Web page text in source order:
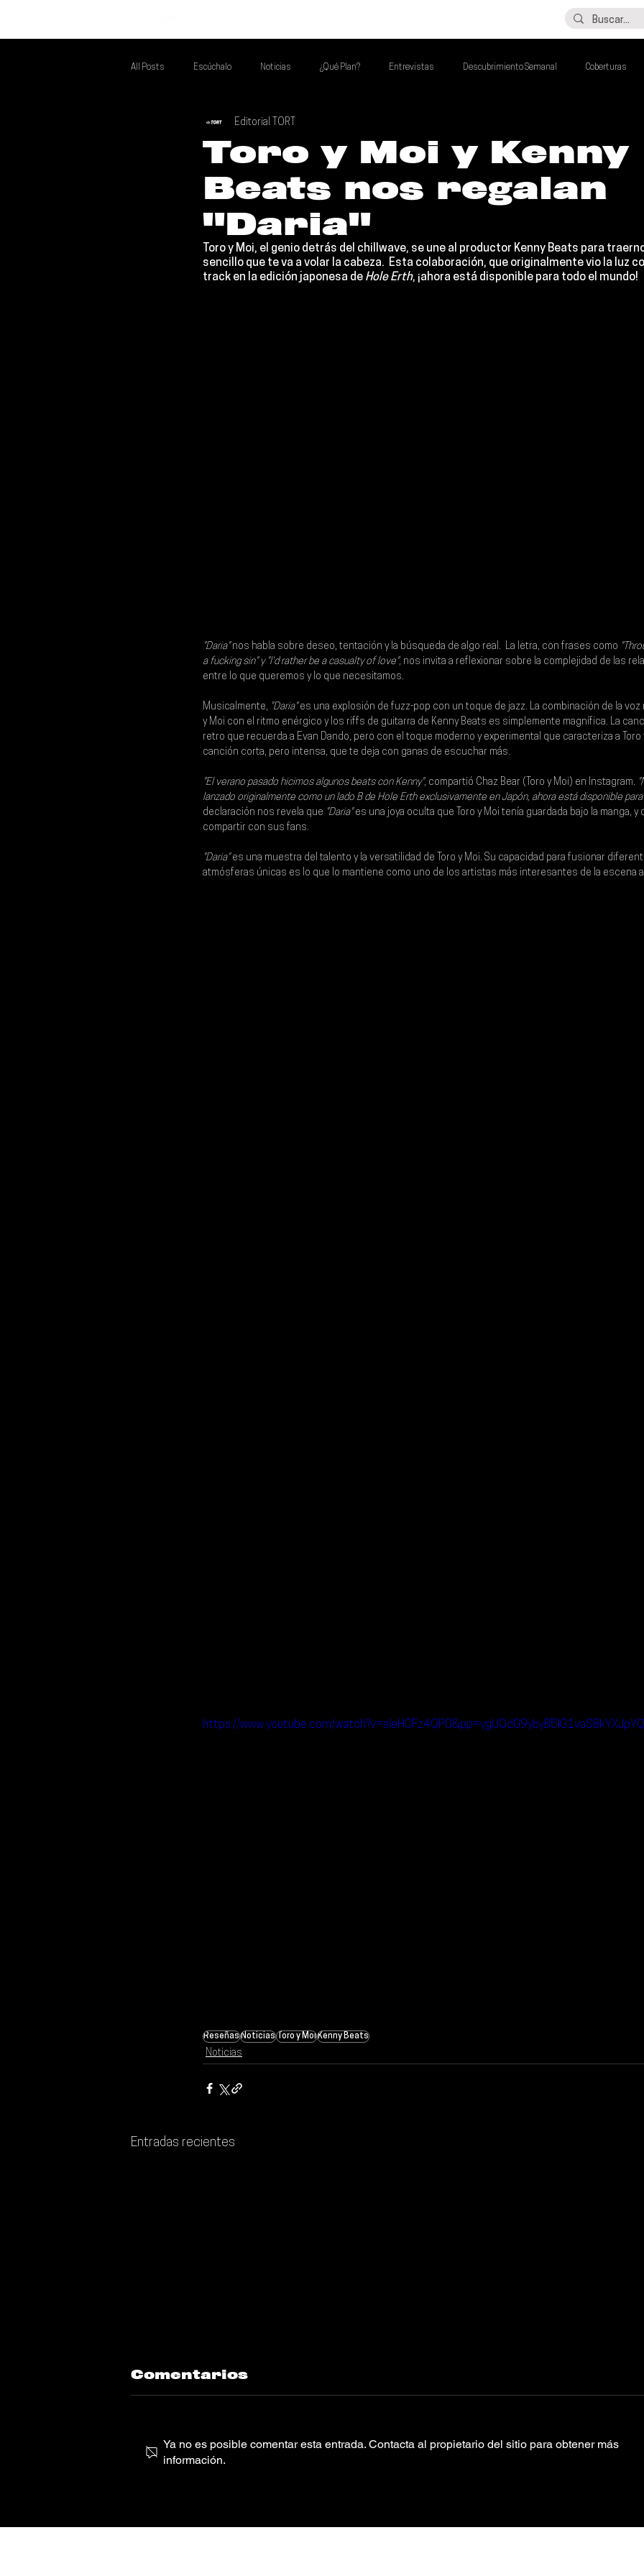
All Posts Escúchalo Noticias ¿Qué Plan? Entrevistas Descubrimiento Semanal Coberturas
Si Te Gusta... Te Recomendamos A...
Poder Latino Que Descubrir Mejores de la Semana Talento Mexa Semanal Álbumes de la Semana
Toro y Moi y Kenny
Beats nos regalan
"Daria"
Editorial TORT
Toro y Moi, el genio detrás del chillwave, se une al productor Kenny Beats para
sencillo que te va a volar la cabeza.  Esta colaboración, que originalmente vio la luz
track en la edición japonesa de Hole Erth, ¡ahora está disponible para todo el mundo!
"Daria" nos habla sobre deseo, tentación y la búsqueda de algo real.  La letra, con frases como
a fucking sin" y "I'd rather be a casualty of love", nos invita a reflexionar sobre la complejidad de las
entre lo que queremos y lo que necesitamos.
Musicalmente, "Daria" es una explosión de fuzz-pop con un toque de jazz. La combinación de la voz
y Moi con el ritmo enérgico y los riffs de guitarra de Kenny Beats es simplemente magnífica. La
retro que recuerda a Evan Dando, pero con el toque moderno y experimental que caracteriza a Toro
canción corta, pero intensa, que te deja con ganas de escuchar más.
"El verano pasado hicimos algunos beats con Kenny", compartió Chaz Bear (Toro y Moi) en Instagram.
lanzado originalmente como un lado B de Hole Erth exclusivamente en Japón, ahora está disponible
declaración nos revela que "Daria" es una joya oculta que Toro y Moi tenía guardada bajo la manga, y
compartir con sus fans.
"Daria" es una muestra del talento y la versatilidad de Toro y Moi. Su capacidad para fusionar
atmósferas únicas es lo que lo mantiene como uno de los artistas más interesantes de la escena
https://www.youtube.com/
ReseñasNoticiasToro y MoiKenny Beats
Noticias
Entradas recientes
Minds y más en
Comentarios
Ya no es posible comentar esta entrada. Contacta al propietario del sitio para obtener más
información.